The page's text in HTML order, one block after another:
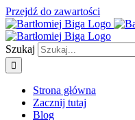
Przejdź do zawartości
Szukaj
Strona główna
Zacznij tutaj
Blog